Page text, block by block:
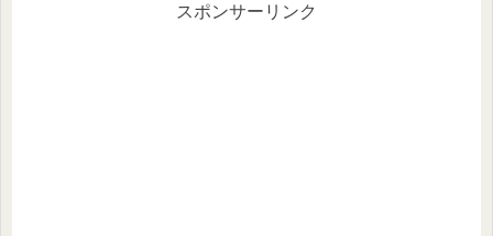
スポンサーリンク